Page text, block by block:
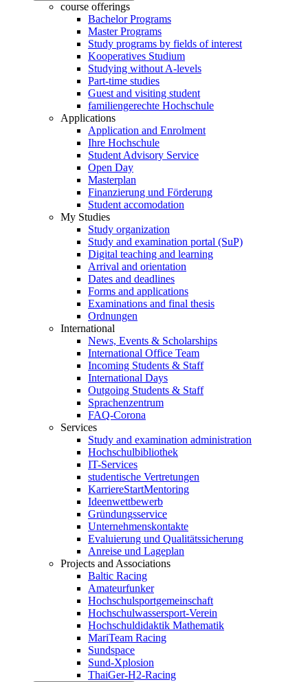
course offerings
Bachelor Programs
Master Programs
Study programs by fields of interest
Kooperatives Studium
Studying without A-levels
Part-time studies
Guest and visiting student
familiengerechte Hochschule
Applications
Application and Enrolment
Ihre Hochschule
Student Advisory Service
Open Day
Masterplan
Finanzierung und Förderung
Student accomodation
My Studies
Study organization
Study and examination portal (SuP)
Digital teaching and learning
Arrival and orientation
Dates and deadlines
Forms and applications
Examinations and final thesis
Ordnungen
International
News, Events & Scholarships
International Office Team
Incoming Students & Staff
International Days
Outgoing Students & Staff
Sprachenzentrum
FAQ-Corona
Services
Study and examination administration
Hochschulbibliothek
IT-Services
studentische Vertretungen
KarriereStartMentoring
Ideenwettbewerb
Gründungsservice
Unternehmenskontakte
Evaluierung und Qualitätssicherung
Anreise und Lageplan
Projects and Associations
Baltic Racing
Amateurfunker
Hochschulsportgemeinschaft
Hochschulwassersport-Verein
Hochschuldidaktik Mathematik
MariTeam Racing
Sundspace
Sund-Xplosion
ThaiGer-H2-Racing